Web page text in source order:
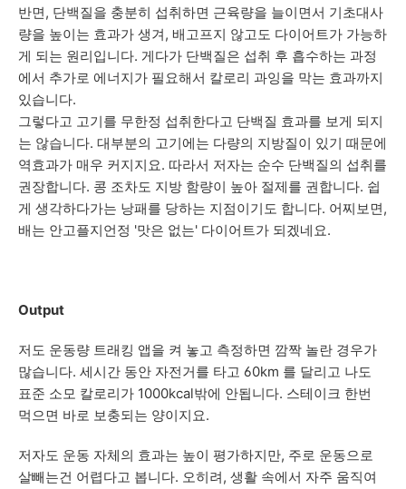
반면, 단백질을 충분히 섭취하면 근육량을 늘이면서 기초대사
량을 높이는 효과가 생겨, 배고프지 않고도 다이어트가 가능하
게 되는 원리입니다. 게다가 단백질은 섭취 후 흡수하는 과정
에서 추가로 에너지가 필요해서 칼로리 과잉을 막는 효과까지
있습니다.
그렇다고 고기를 무한정 섭취한다고 단백질 효과를 보게 되지
는 않습니다. 대부분의 고기에는 다량의 지방질이 있기 때문에
역효과가 매우 커지지요. 따라서 저자는 순수 단백질의 섭취를
권장합니다. 콩 조차도 지방 함량이 높아 절제를 권합니다. 쉽
게 생각하다가는 낭패를 당하는 지점이기도 합니다. 어찌보면,
배는 안고플지언정 '맛은 없는' 다이어트가 되겠네요.
Output
저도 운동량 트래킹 앱을 켜 놓고 측정하면 깜짝 놀란 경우가
많습니다. 세시간 동안 자전거를 타고 60km 를 달리고 나도
표준 소모 칼로리가 1000kcal밖에 안됩니다. 스테이크 한번
먹으면 바로 보충되는 양이지요.
저자도 운동 자체의 효과는 높이 평가하지만, 주로 운동으로
살빼는건 어렵다고 봅니다. 오히려, 생활 속에서 자주 움직여